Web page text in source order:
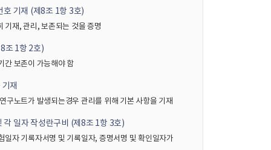
호 기재 (제8조 1항 3호)
기재, 관리, 보존되는 것을 증명
조 1항 2호)
간 보존이 가능해야 함
재
구노트가 발생되는경우 관리를 위해 기본 사항을 기재
각 일자 작성란구비 (제8조 1항 3호)
일자 기록자서명 및 기록일자, 증명서명 및 확인일자가